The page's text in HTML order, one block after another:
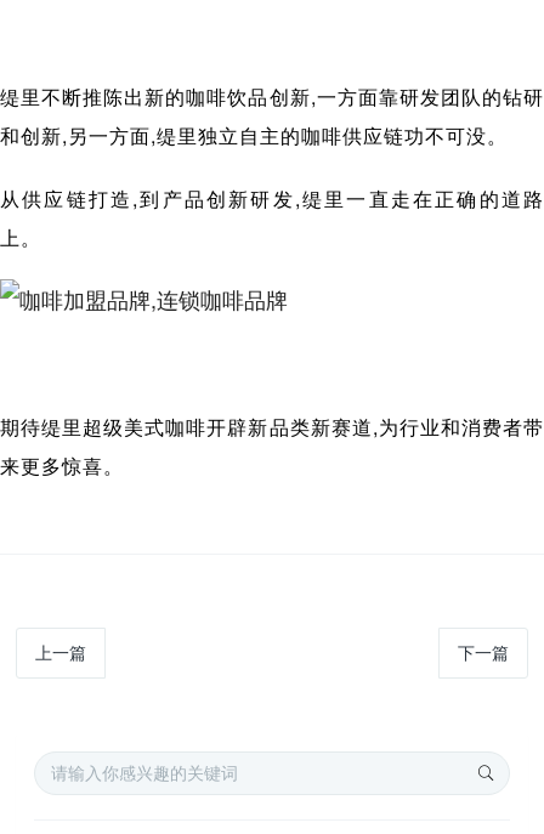
缇里不断推陈出新的咖啡饮品创新,一方面靠研发团队的钻研
和创新,另一方面,缇里独立自主的咖啡供应链功不可没。
从供应链打造,到产品创新研发,缇里一直走在正确的道路
上。
期待缇里超级美式咖啡开辟新品类新赛道,为行业和消费者带
来更多惊喜。
上一篇 下一篇